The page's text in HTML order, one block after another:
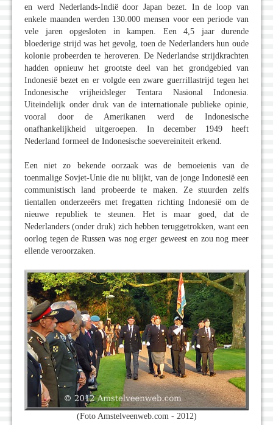
en werd Nederlands-Indië door Japan bezet. In de loop van
enkele maanden werden 130.000 mensen voor een periode van
vele jaren opgesloten in kampen. Een 4,5 jaar durende
bloederige strijd was het gevolg, toen de Nederlanders hun oude
kolonie probeerden te heroveren. De Nederlandse strijdkrachten
hadden opnieuw het grootste deel van het grondgebied van
Indonesië bezet en er volgde een zware guerrillastrijd tegen het
Indonesische vrijheidsleger Tentara Nasional Indonesia.
Uiteindelijk onder druk van de internationale publieke opinie,
vooral door de Amerikanen werd de Indonesische
onafhankelijkheid uitgeroepen. In december 1949 heeft
Nederland formeel de Indonesische soevereiniteit erkend.
Een niet zo bekende oorzaak was de bemoeienis van de
toenmalige Sovjet-Unie die nu blijkt, van de jonge Indonesië een
communistisch land probeerde te maken. Ze stuurden zelfs
tientallen onderzeeërs met fregatten richting Indonesië om de
nieuwe republiek te steunen. Het is maar goed, dat de
Nederlanders (onder druk) zich hebben teruggetrokken, want een
oorlog tegen de Russen was nog erger geweest en zou nog meer
ellende veroorzaken.
(Foto Amstelveenweb.com - 2012)